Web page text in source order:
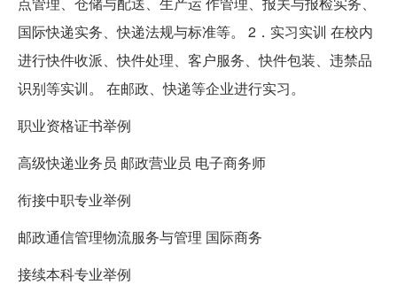
国际快递实务、快递法规与标准等。 2．实习实训 在校内
进行快件收派、快件处理、客户服务、快件包装、违禁品
识别等实训。 在邮政、快递等企业进行实习。
职业资格证书举例
高级快递业务员 邮政营业员 电子商务师
衔接中职专业举例
邮政通信管理物流服务与管理 国际商务
接续本科专业举例